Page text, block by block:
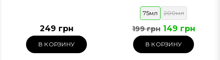
249 грн
В КОРЗИНУ
75мл 200мл
199 грн 149 грн
В КОРЗИНУ